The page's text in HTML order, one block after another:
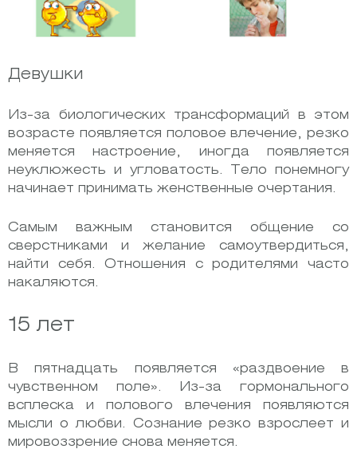
Девушки
Из-за биологических трансформаций в этом
возрасте появляется половое влечение, резко
меняется настроение, иногда появляется
неуклюжесть и угловатость. Тело понемногу
начинает принимать женственные очертания.
Самым важным становится общение со
сверстниками и желание самоутвердиться,
найти себя. Отношения с родителями часто
накаляются.
15 лет
В пятнадцать появляется «раздвоение в
чувственном поле». Из-за гормонального
всплеска и полового влечения появляются
мысли о любви. Сознание резко взрослеет и
мировоззрение снова меняется.